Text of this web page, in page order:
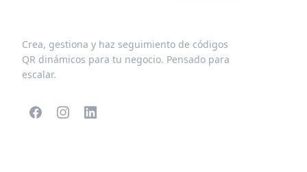
Crea, gestiona y haz seguimiento de códigos
QR dinámicos para tu negocio. Pensado para
escalar.